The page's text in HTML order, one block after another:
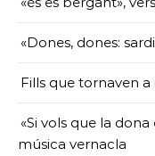
«Dones, dones:
Fills que tornaven
«Si vols que la
música vernacla